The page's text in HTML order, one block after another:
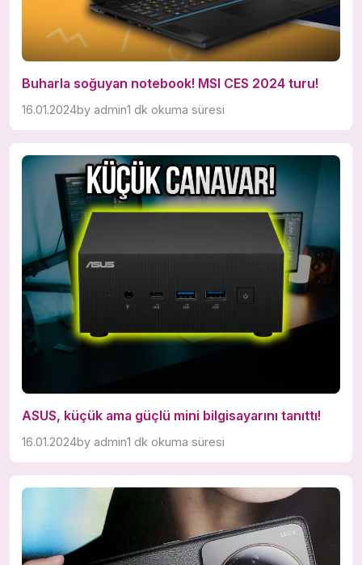
Buharla soğuyan notebook! MSI CES 2024 turu!
16.01.2024by admin1 dk okuma süresi
ASUS, küçük ama güçlü mini bilgisayarını tanıttı!
16.01.2024by admin1 dk okuma süresi